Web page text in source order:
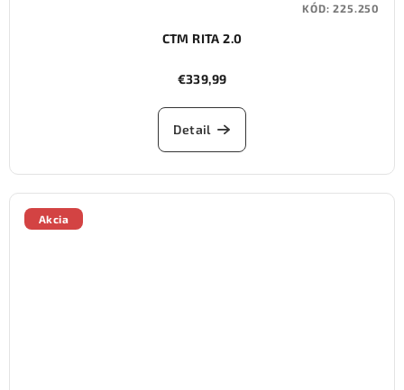
CTM RITA 2.0
€339,99
Detail
KÓD:225.250
Akcia